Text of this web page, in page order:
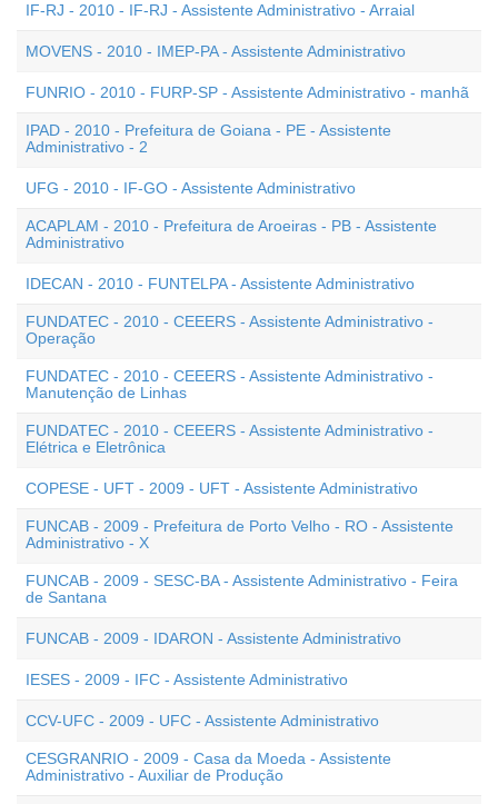
IF-RJ - 2010 - IF-RJ - Assistente Administrativo - Arraial
MOVENS - 2010 - IMEP-PA - Assistente Administrativo
FUNRIO - 2010 - FURP-SP - Assistente Administrativo - manhã
IPAD - 2010 - Prefeitura de Goiana - PE - Assistente
Administrativo - 2
UFG - 2010 - IF-GO - Assistente Administrativo
ACAPLAM - 2010 - Prefeitura de Aroeiras - PB - Assistente
Administrativo
IDECAN - 2010 - FUNTELPA - Assistente Administrativo
FUNDATEC - 2010 - CEEERS - Assistente Administrativo -
Operação
FUNDATEC - 2010 - CEEERS - Assistente Administrativo -
Manutenção de Linhas
FUNDATEC - 2010 - CEEERS - Assistente Administrativo -
Elétrica e Eletrônica
COPESE - UFT - 2009 - UFT - Assistente Administrativo
FUNCAB - 2009 - Prefeitura de Porto Velho - RO - Assistente
Administrativo - X
FUNCAB - 2009 - SESC-BA - Assistente Administrativo - Feira
de Santana
FUNCAB - 2009 - IDARON - Assistente Administrativo
IESES - 2009 - IFC - Assistente Administrativo
CCV-UFC - 2009 - UFC - Assistente Administrativo
CESGRANRIO - 2009 - Casa da Moeda - Assistente
Administrativo - Auxiliar de Produção